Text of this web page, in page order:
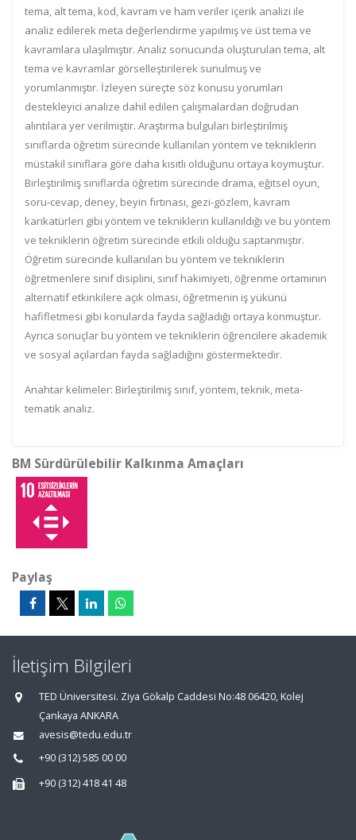
tema, alt tema, kod, kavram ve ham veriler içerik analizi ile
analiz edilerek meta değerlendirme yapılmış ve üst tema ve
kavramlara ulaşılmıştır. Analiz sonucunda oluşturulan tema, alt
tema ve kavramlar görselleştirilerek sunulmuş ve
yorumlanmıştır. İzleyen süreçte söz konusu yorumları
destekleyici analize dahil edilen çalışmalardan doğrudan
alıntılara yer verilmiştir. Araştırma bulguları birleştirilmiş
sınıflarda öğretim sürecinde kullanılan yöntem ve tekniklerin
müstakil sınıflara göre daha kısıtlı olduğunu ortaya koymuştur.
Birleştirilmiş sınıflarda öğretim sürecinde drama, eğitsel oyun,
soru-cevap, deney, beyin fırtınası, gezi-gözlem, kavram
karikatürleri gibi yöntem ve tekniklerin kullanıldığı ve bu yöntem
ve tekniklerin öğretim sürecinde etkili olduğu saptanmıştır.
Öğretim sürecinde kullanılan bu yöntem ve tekniklerin
öğretmenlere sınıf disiplini, sınıf hakimiyeti, öğrenme ortamının
alternatif etkinkilere açık olması, öğretmenin iş yükünü
hafifletmesi gibi konularda fayda sağladığı ortaya konmuştur.
Ayrıca sonuçlar bu yöntem ve tekniklerin öğrencilere akademik
ve sosyal açılardan fayda sağladığını göstermektedir.
Anahtar kelimeler: Birleştirilmiş sınıf, yöntem, teknik, meta-
tematik analiz.
BM Sürdürülebilir Kalkınma Amaçları
Paylaş
İletişim Bilgileri
TED Üniversitesi. Ziya Gökalp Caddesi No:48 06420, Kolej
Çankaya ANKARA
avesis@tedu.edu.tr
+90 (312) 585 00 00
+90 (312) 418 41 48